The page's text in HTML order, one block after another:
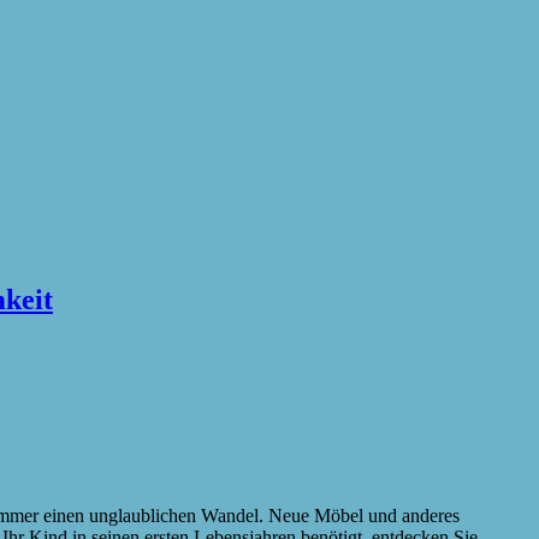
einen unglaublichen Wandel. Neue Möbel und anderes